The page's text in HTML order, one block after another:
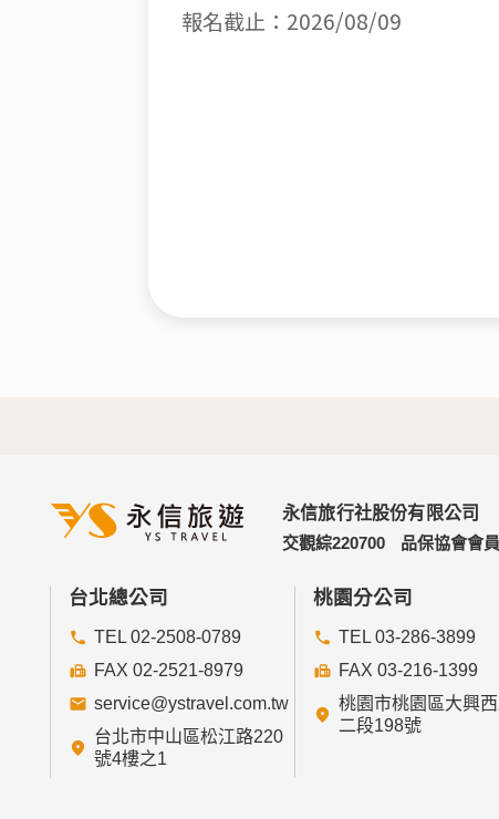
報名截止：2026/08/09
永信旅行社股份有限公司
交觀綜220700
品保協會會
台北總公司
TEL 02-2508-0789
FAX 02-2521-8979
service@ystravel.com.tw
台北市中山區松江路220
號4樓之1
桃園分公司
TEL 03-286-3899
FAX 03-216-1399
桃園市桃園區大興
二段198號